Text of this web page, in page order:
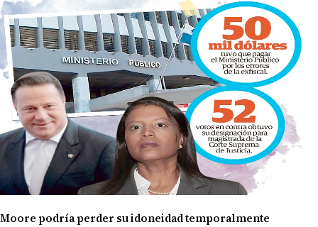
Moore podría perder su idoneidad temporalmente